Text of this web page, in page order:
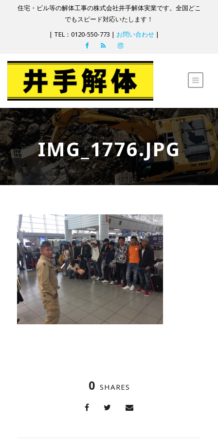
住宅・ビル等の解体工事の株式会社井手解体実業です。全国どこ
でもスピード対応いたします！
| TEL：0120-550-773 | お問い合わせ |
IMG_1776.JPG
0 SHARES